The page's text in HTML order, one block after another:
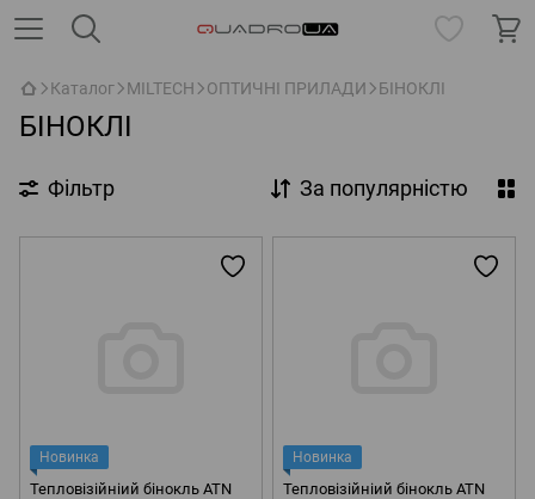
Каталог MILTECH ОПТИЧНІ ПРИЛАДИ БІНОКЛІ
БІНОКЛІ
Фільтр За популярністю
Новинка
Тепловізійніий бінокль ATN
Новинка
Тепловізійніий бінокль ATN